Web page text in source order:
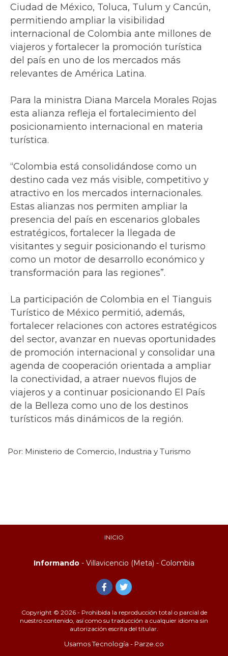
Ciudad de México, Toluca, Tulum y Cancún,
permitiendo ampliar la visibilidad
internacional de Colombia ante millones de
viajeros y fortalecer la promoción turística
del país en uno de los mercados más
relevantes de América Latina.
Para la ministra Diana Marcela Morales Rojas
esta alianza refleja el fortalecimiento del
posicionamiento internacional en materia
turística.
“Colombia está consolidándose como un
destino cada vez más visible, competitivo y
atractivo en los mercados internacionales.
Estas alianzas nos permiten ampliar la
presencia del país en escenarios globales
estratégicos, fortalecer la llegada de
visitantes y seguir posicionando el turismo
como un motor de desarrollo económico y
transformación para las regiones”.
La participación de Colombia en el Tianguis
Turístico de México permitió, además,
fortalecer relaciones con actores estratégicos
del sector, avanzar en nuevas oportunidades
de promoción internacional y consolidar una
agenda de cooperación orientada a ampliar
la conectividad, a atraer nuevos flujos de
viajeros y a continuar posicionando El País
de la Belleza como uno de los destinos
turísticos más dinámicos de la región.
Por: Ministerio de Comercio, Industria y Turismo
INICIO
Informando - Villavicencio (Meta) - Colombia
Copyright © 2026 - Prohibida la reproducción total o parcial de
nuestro contenido, así como su traducción a cualquier idioma sin
autorización escrita del titular.
Usamos Tecnología - Parze.co